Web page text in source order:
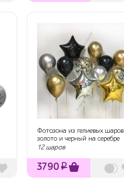
Фотозона из гелиевых шаров
золото и черный на серебре
12 шаров
3790₽